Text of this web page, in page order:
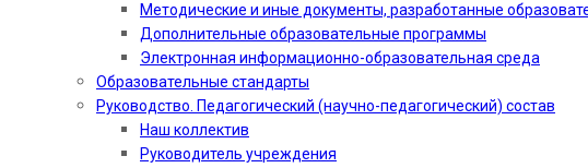
Методические и иные документы, разработанные
Дополнительные образовательные программы
Электронная информационно-образовательная среда
Образовательные стандарты
Руководство. Педагогический (научно-педагогический) состав
Наш коллектив
Руководитель учреждения